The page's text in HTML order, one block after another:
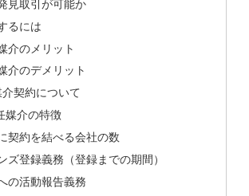
見取引が可能か
るには
介のメリット
介のデメリット
契約について
媒介の特徴
契約を結べる会社の数
ズ登録義務（登録までの期間）
の活動報告義務